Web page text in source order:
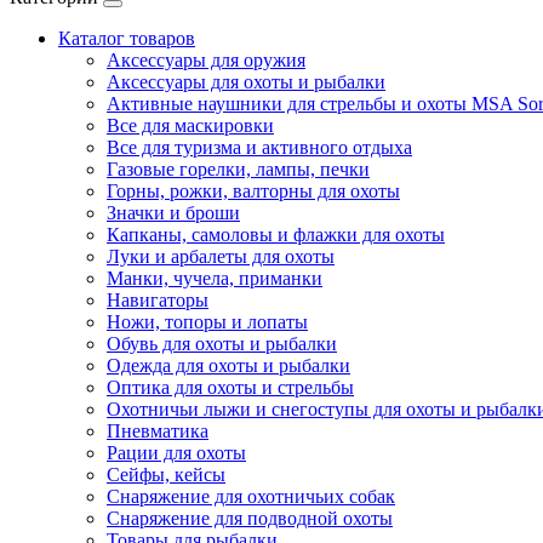
Каталог товаров
Аксессуары для оружия
Аксессуары для охоты и рыбалки
Активные наушники для стрельбы и охоты MSA
Все для маскировки
Все для туризма и активного отдыха
Газовые горелки, лампы, печки
Горны, рожки, валторны для охоты
Значки и броши
Капканы, самоловы и флажки для охоты
Луки и арбалеты для охоты
Манки, чучела, приманки
Навигаторы
Ножи, топоры и лопаты
Обувь для охоты и рыбалки
Одежда для охоты и рыбалки
Оптика для охоты и стрельбы
Охотничьи лыжи и снегоступы для охоты и
Пневматика
Рации для охоты
Сейфы, кейсы
Снаряжение для охотничьих собак
Снаряжение для подводной охоты